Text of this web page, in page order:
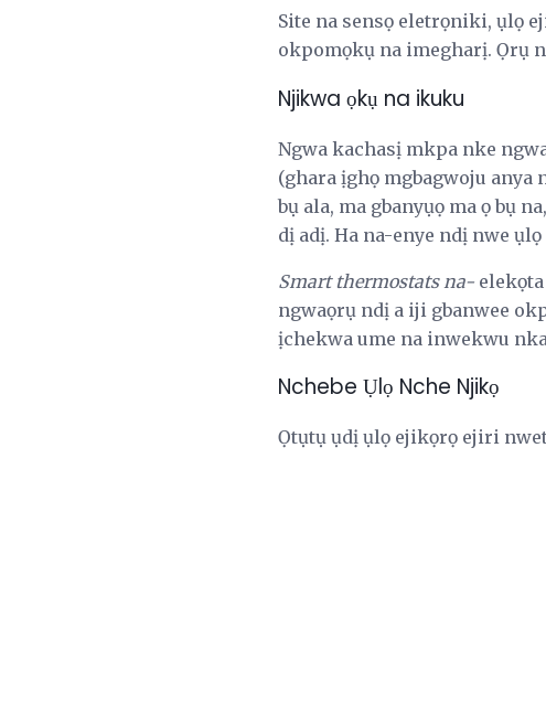
Site na sensọ eletrọniki, ụlọ
okpomọkụ na imegharị. Ọrụ
Njikwa ọkụ na ikuku
Ngwa kachasị mkpa nke
(ghara ịghọ mgbagwoju anya
bụ ala, ma gbanyụọ ma ọ bụ
dị adị. Ha na-enye ndị nwe
Smart thermostats na-
ngwaọrụ ndị a iji gbanwee
ịchekwa ume na inwekwu
Nchebe Ụlọ Nche Njikọ
Ọtụtụ ụdị ụlọ ejikọrọ ejiri